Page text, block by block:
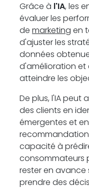
Grâce à l'IA, les
évaluer les
de marketing en
d'ajuster les
données
d'amélioration et
atteindre les
De plus, l'IA peut
des clients en
émergentes et
capacité à
consommateurs
rester en avance
prendre des